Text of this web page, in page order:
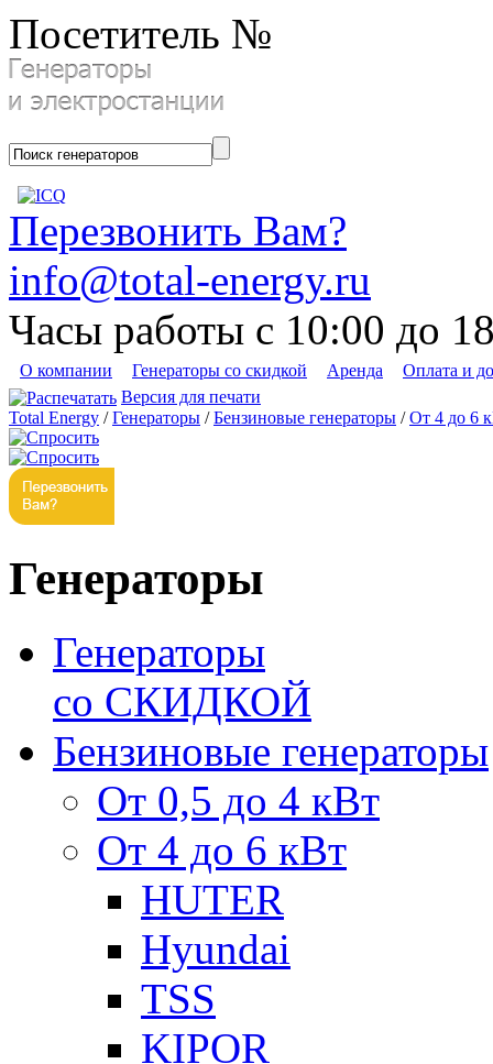
Посетитель №
Перезвонить Вам?
info@total-energy.ru
Часы работы с 10:00 до
О компании Генераторы со скидкой Аренда
Оплата и
Версия для печати
Total Energy /Генераторы /Бензиновые генераторы /От 4 до 6
Генераторы
Генераторы
со СКИДКОЙ
Бензиновые генераторы
От 0,5 до 4 кВт
От 4 до 6 кВт
HUTER
Hyundai
TSS
KIPOR